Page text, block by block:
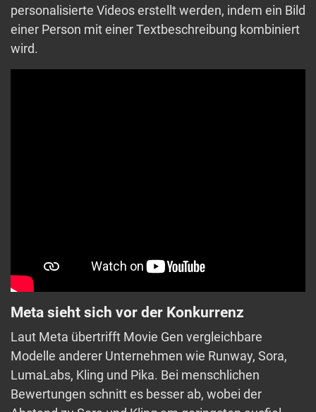
personalisierte Videos erstellt werden, indem ein Bild
einer Person mit einer Textbeschreibung kombiniert
wird.
Meta sieht sich vor der Konkurrenz
Laut Meta übertrifft Movie Gen vergleichbare
Modelle anderer Unternehmen wie Runway, Sora,
LumaLabs, Kling und Pika. Bei menschlichen
Bewertungen schnitt es besser ab, wobei der